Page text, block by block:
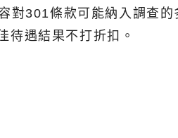
對301條款可能納入調查的
待遇結果不打折扣。